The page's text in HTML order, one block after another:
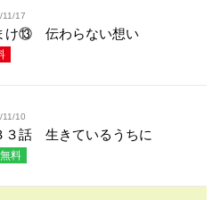
11/17
け⑬ 伝わらない想い
11/10
３話 生きているうちに
無料